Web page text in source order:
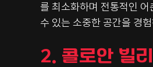
를 최소화하며 전통적인
수 있는 소중한 공간을 경
2. 콜로안 빌